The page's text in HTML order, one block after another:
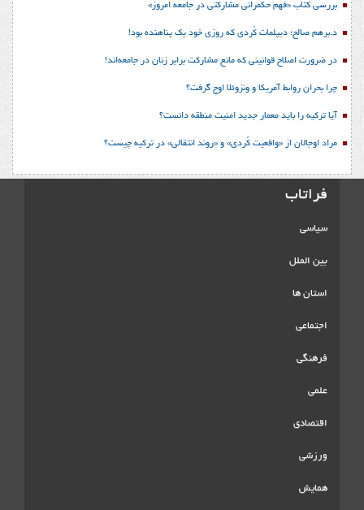
بررسی کتاب «فهم حکمرانی مشارکتی در جامعه امروز»
د.برهم صالح؛ دیپلمات کُردی که روزی خود یک پناهنده بود!
در ضرورت اصلاح قوانینی که مانع مشارکت برابر زنان در جامعه‌اند!
چرا بحران روابط آمریکا و ونزوئلا اوج گرفت؟
آیا ترکیه را باید معمار جدید امنیت منطقه دانست؟
مراد اوجالان از «واقعیت کُردی» و «روند انتقالی» در ترکیه چیست؟
فراتاب
سیاسی
بین الملل
استان ها
اجتماعی
فرهنگی
علمی
اقتصادی
ورزشی
همایش